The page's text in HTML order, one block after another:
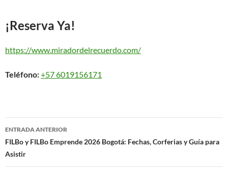
¡Reserva Ya!
https://www.miradordelrecuerdo.com/
Teléfono:+57 6019156171
Navegación
de
entradas
ENTRADA ANTERIOR
FILBo y FILBo Emprende 2026 Bogotá: Fechas, Corferias y Guía para
Asistir